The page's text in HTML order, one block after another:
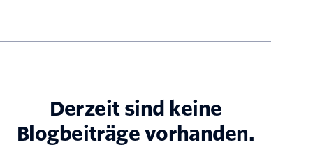
Derzeit sind keine
Blogbeiträge vorhanden.